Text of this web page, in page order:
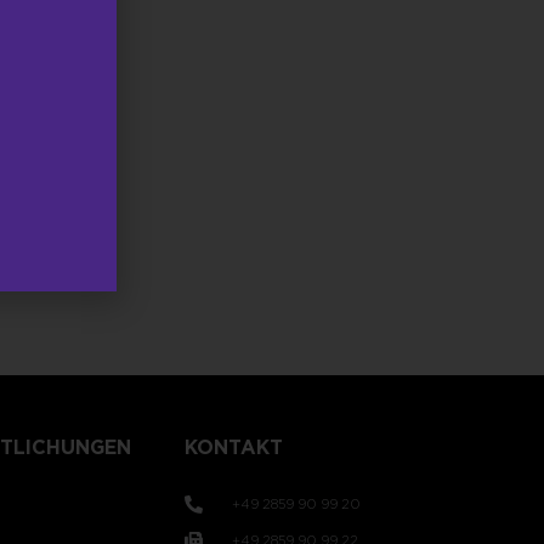
KONTAKT
+49 2859 90 99 20
+49 2859 90 99 22